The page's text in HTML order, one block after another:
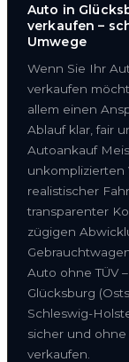
Auto in
verkaufen –
Umwege
Wenn Sie Ihr
verkaufen
allem einen
Ablauf klar, fair
Autoankauf
unkomplizierten
realistischer
transparenter
zügigen
Auto ohne TÜV
Glücksburg
Schleswig-
sicher und
verkaufen.